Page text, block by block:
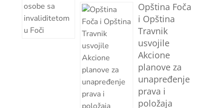
Opština Foča
i Opština
Travnik
usvojile
Akcione
planove za
unapređenje
prava i
položaja